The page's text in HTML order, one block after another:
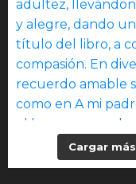
Cargar más